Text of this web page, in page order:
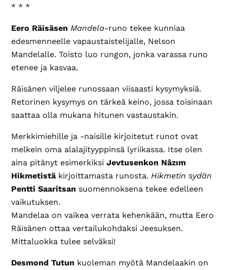
* * *
Eero Räisäsen Mandela-runo tekee kunniaa
edesmenneelle vapaustaistelijalle, Nelson
Mandelalle. Toisto luo rungon, jonka varassa runo
etenee ja kasvaa.
Räisänen viljelee runossaan viisaasti kysymyksiä.
Retorinen kysymys on tärkeä keino, jossa toisinaan
saattaa olla mukana hitunen vastaustakin.
Merkkimiehille ja -naisille kirjoitetut runot ovat
melkein oma alalajityyppinsä lyriikassa. Itse olen
aina pitänyt esimerkiksi Jevtusenkon Nâzım
Hikmetistä kirjoittamasta runosta. Hikmetin sydän
Pentti Saaritsan suomennoksena tekee edelleen
vaikutuksen.
Mandelaa on vaikea verrata kehenkään, mutta Eero
Räisänen ottaa vertailukohdaksi Jeesuksen.
Mittaluokka tulee selväksi!
Desmond Tutun kuoleman myötä Mandelaakin on